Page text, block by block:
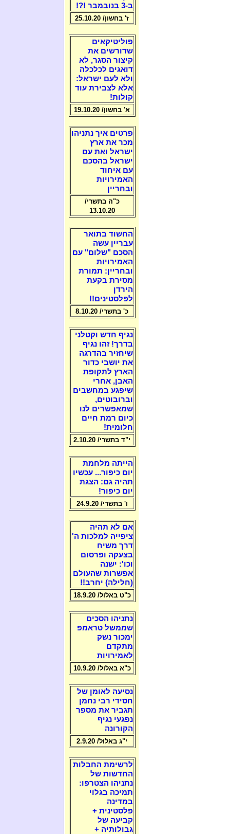
ב-3 בנובמבר !?!
ז' בחשון/ 25.10.20
פוליטיקאים
שדורשים את
קיצור הסגר, לא
דואגים לכלכלה
ולא לעם ישראל:
אלא לצבירת עוד
קולות!
א' בחשון/ 19.10.20
פרטים איך נתניהו
מכר את ארץ
ישראל ואת עם
ישראל בהסכם
עם איחוד
האמירויות
ובחריין
כ"ה בתשרי/
13.10.20
החשוד בתואר
עבריין עשה
הסכם "שלום" עם
האמירויות
ובחריין: תמורת
מסירת בקעת
הירדן
לפלסטינים!!
כ' בתשרי/ 8.10.20
נגיף חדש וקטלני
בדרך! זהו נגיף
שיחזיר בהדרגה
את יושבי כדור
הארץ לתקופת
האבן, אחרי
שיפגע במחשבים
וברובוטים,
שמאפשרים לנו
כיום רמת חיים
חלומית!
י"ד בתשרי/ 2.10.20
הייתה מלחמת
יום כיפור... עכשיו
תהיה גם: הצגת
יום כיפור!
ו' בתשרי/ 24.9.20
אם לא תהיה
ציפייה למלכות ה'
דרך משיח
בצעקה ופרסום
וכו': ישנה
אפשרות שהעולם
(חלילה) יחרב!!
כ"ט באלול/ 18.9.20
נתניהו הסכים
שממשל טראמפ
ימכור נשק
מתקדם
לאמירויות
כ"א באלול/ 10.9.20
נסיעה לאומן של
חסידי רבי נחמן
תגביר את מספר
נפגעי נגיף
הקורונה
י"ג באלול/ 2.9.20
לרשימת החבלות
החדשות של
נתניהו הצטרפו:
תמיכה בגלוי
במדינה
פלסטינית +
קביעה של
גבולותיה +